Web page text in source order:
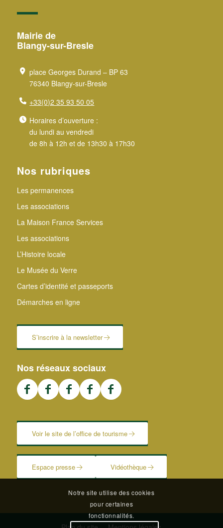
Mairie de
Blangy-sur-Bresle
place Georges Durand – BP 63
76340 Blangy-sur-Bresle
+33(0)2 35 93 50 05
Horaires d’ouverture :
du lundi au vendredi
de 8h à 12h et de 13h30 à 17h30
Nos rubriques
Les permanences
Les associations
La Maison France Services
Les associations
L’Histoire locale
Le Musée du Verre
Cartes d’identité et passeports
Démarches en ligne
S’inscrire à la newsletter
Nos réseaux sociaux
Voir le site de l’office de tourisme
Espace presse Vidéothèque
Notre site utilise des cookies
pour certaines
fonctionnalités.